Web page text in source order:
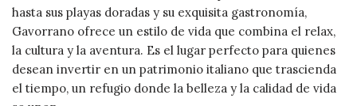
hasta sus playas doradas y su exquisita gastronomía,
Gavorrano ofrece un estilo de vida que combina el relax,
la cultura y la aventura. Es el lugar perfecto para quienes
desean invertir en un patrimonio italiano que trascienda
el tiempo, un refugio donde la belleza y la calidad de vida